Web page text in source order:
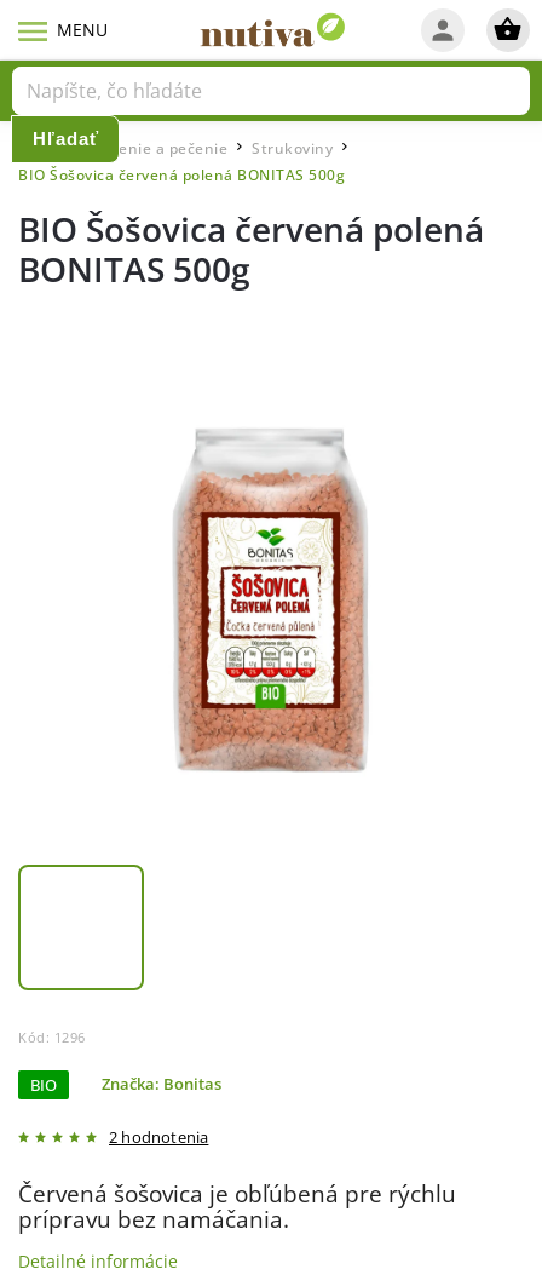
Hľadať
Domov / Varenie a pečenie / Strukoviny /
BIO Šošovica červená polená BONITAS 500g
BIO Šošovica červená polená
BONITAS 500g
Kód: 1296
BIO
2 hodnotenia
Značka: Bonitas
Červená šošovica je obľúbená pre rýchlu
prípravu bez namáčania.
Detailné informácie